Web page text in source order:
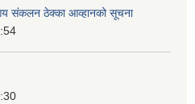
संकलन ठेक्का आव्हानको सूचना